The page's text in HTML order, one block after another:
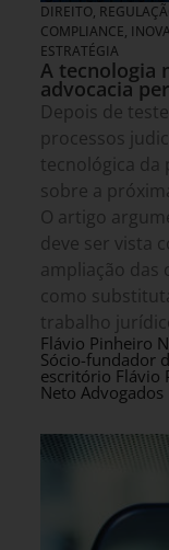
DIREITO,
COMPLIANCE,
ESTRATÉGIA
A tecnologia
advocacia
Depois de
processos
tecnológica da
sobre a
O artigo
deve ser vista
ampliação das
como
trabalho
Flávio Pinheiro
Sócio-fundador
escritório Flávio
Neto Advogados